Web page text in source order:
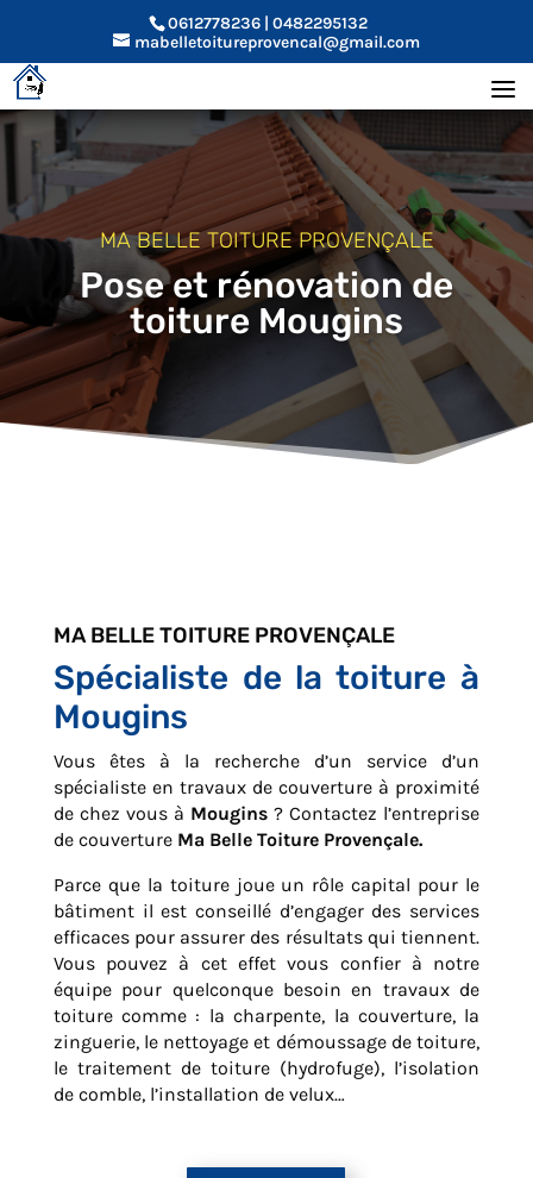
0612778236 | 0482295132
mabelletoitureprovencal@gmail.com
MA BELLE TOITURE PROVENÇALE
Pose et rénovation de
toiture Mougins
MA BELLE TOITURE PROVENÇALE
Spécialiste de la toiture à
Mougins
Vous êtes à la recherche d’un service d’un
spécialiste en travaux de couverture à proximité
de chez vous à Mougins ? Contactez l’entreprise
de couverture Ma Belle Toiture Provençale.
Parce que la toiture joue un rôle capital pour le
bâtiment il est conseillé d’engager des services
efficaces pour assurer des résultats qui tiennent.
Vous pouvez à cet effet vous confier à notre
équipe pour quelconque besoin en travaux de
toiture comme : la charpente, la couverture, la
zinguerie, le nettoyage et démoussage de toiture,
le traitement de toiture (hydrofuge), l’isolation
de comble, l’installation de velux…